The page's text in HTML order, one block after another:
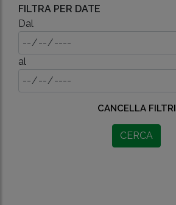
FILTRA PER DATE
Dal
al
CANCELLA FILTRI
CERCA